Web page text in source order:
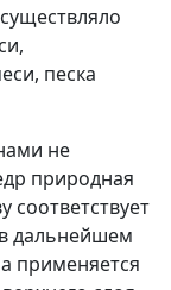
песка
не
природная
соответствует
дальнейшем
применяется